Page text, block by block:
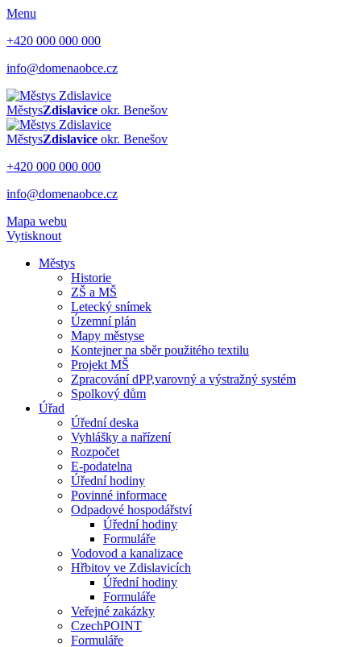
Menu
+420 000 000 000
info@domenaobce.cz
MěstysZdislavice okr. Benešov
MěstysZdislavice okr. Benešov
+420 000 000 000
info@domenaobce.cz
Mapa webu
Vytisknout
Městys
Historie
ZŠ a MŠ
Letecký snímek
Územní plán
Mapy městyse
Kontejner na sběr použitého textilu
Projekt MŠ
Zpracování dPP,varovný a výstražný systém
Spolkový dům
Úřad
Úřední deska
Vyhlášky a nařízení
Rozpočet
E-podatelna
Úřední hodiny
Povinné informace
Odpadové hospodářství
Úřední hodiny
Formuláře
Vodovod a kanalizace
Hřbitov ve Zdislavicích
Úřední hodiny
Formuláře
Veřejné zakázky
CzechPOINT
Formuláře